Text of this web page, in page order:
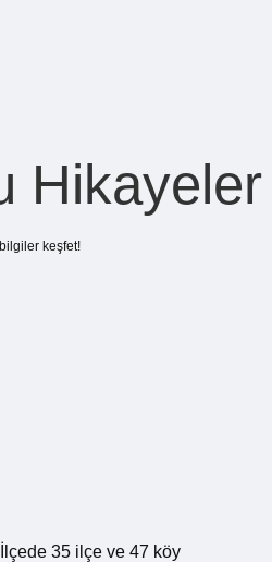
Hikayeler
keşfet!
35 ilçe ve 47 köy